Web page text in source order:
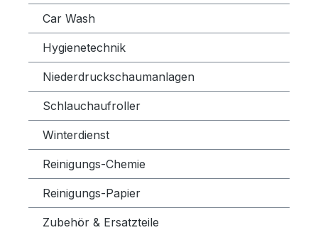
Car Wash
Hygienetechnik
Niederdruckschaumanlagen
Schlauchaufroller
Winterdienst
Reinigungs-Chemie
Reinigungs-Papier
Zubehör & Ersatzteile